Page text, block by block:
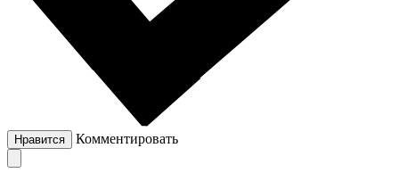
Нравится Комментировать